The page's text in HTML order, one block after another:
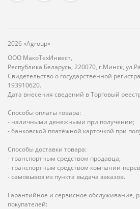
2026 «Agroup»
ООО МакоТехИнвест,
Республика Беларусь, 220070, г.Минск,
Свидетельство о государственной
193910620.
Дата внесения сведений в Торговый
Способы оплаты товара:
- наличными денежными при получении;
- банковской платёжной карточкой при
Способы доставки товара:
- транспортным средством продавца;
- транспортным средством компании-
- самовывоз из пункта выдача заказов.
Гарантийное и сервисное обслуживание,
покупателей: